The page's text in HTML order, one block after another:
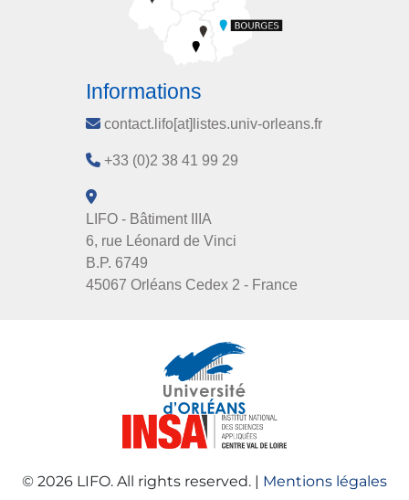
Informations
contact.lifo[at]listes.univ-orleans.fr
+33 (0)2 38 41 99 29
LIFO - Bâtiment IIIA
6, rue Léonard de Vinci
B.P. 6749
45067 Orléans Cedex 2 - France
© 2026 LIFO. All rights reserved. | Mentions légales